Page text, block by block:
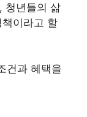
청년들의 삶
이라고 할
건과 혜택을